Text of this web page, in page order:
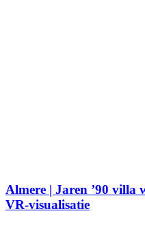
Almere | Jaren ’90
VR-visualisatie